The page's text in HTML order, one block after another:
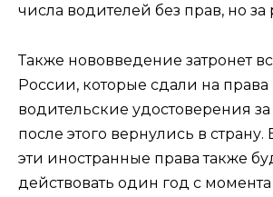
числа водителей без прав, но за
Также нововведение затронет
России, которые сдали на
водительские удостоверения
после этого вернулись в страну.
эти иностранные права также
действовать один год с